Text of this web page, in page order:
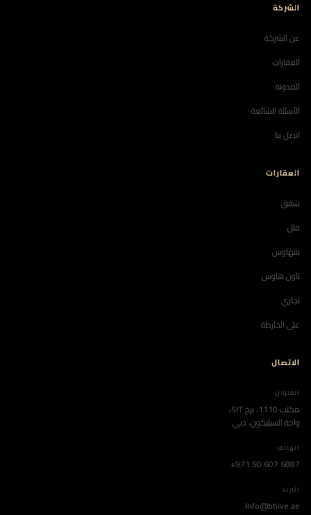
الشركة
عن الشركة
العقارات
المدونة
الأسئلة الشائعة
اتصل بنا
العقارات
شقق
فلل
بنتهاوس
تاون هاوس
تجاري
على الخارطة
الاتصال
العنوان
مكتب 1110، برج SIT،
واحة السيليكون، دبي
الهاتف
+971 50 607 6887
البريد
Info@bhive.ae